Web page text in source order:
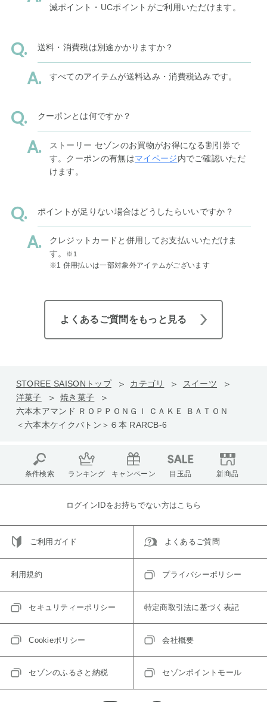
滅ポイント・UCポイントがご利用いただけます。
送料・消費税は別途かかりますか？
すべてのアイテムが送料込み・消費税込みです。
クーポンとは何ですか？
ストーリー セゾンのお買物がお得になる割引券で
す。クーポンの有無はマイページ内でご確認いただ
けます。
ポイントが足りない場合はどうしたらいいですか？
クレジットカードと併用してお支払いいただけま
す。
※1
※1 併用払いは一部対象外アイテムがございます
よくあるご質問をもっと見る
STOREE SAISONトップ カテゴリ
スイーツ
洋菓子
焼き菓子
六本木アマンド ＲＯＰＰＯＮＧＩ ＣＡＫＥ ＢＡＴＯＮ
＜六本木ケイクバトン＞６本 RARCB-6
条件検索 ランキング キャンペーン 目玉品 新商品
ログインIDをお持ちでない方はこちら
ご利用ガイド よくあるご質問
利用規約 プライバシーポリシー
セキュリティーポリシー 特定商取引法に基づく表記
Cookieポリシー 会社概要
セゾンのふるさと納税 セゾンポイントモール